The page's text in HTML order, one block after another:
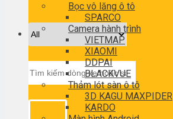
kiếm:
Bọc vô lăng ô tô
SPARCO
Camera hành trình
VIETMAP
XIAOMI
DDPAI
BLACKVUE
Thảm lót sàn ô tô
3D KAGU MAXPIDER
KARDO